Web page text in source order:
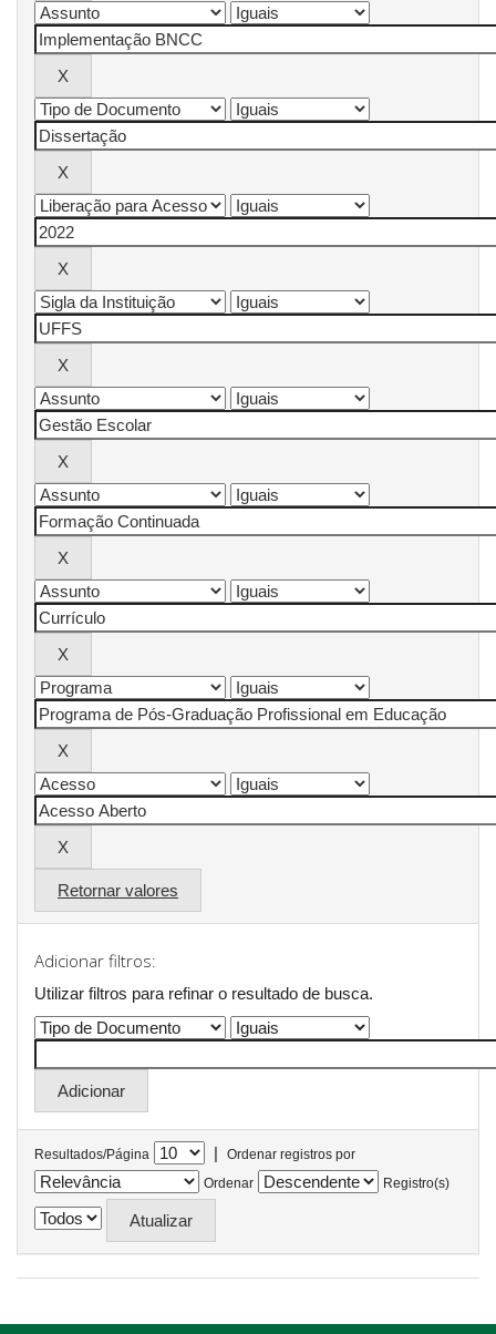
Retornar valores
Adicionar filtros:
Utilizar filtros para refinar o resultado de busca.
Resultados/Página |
Ordenar registros por
Ordenar
Registro(s)